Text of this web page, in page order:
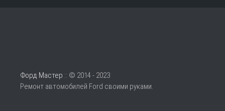
Форд Мастер :: © 2014 - 2023
Ремонт автомобилей Ford своими руками.